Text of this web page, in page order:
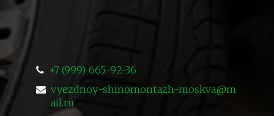
+7 (999) 665-92-36
vyezdnoy-shinomontazh-moskva@m
ail.ru